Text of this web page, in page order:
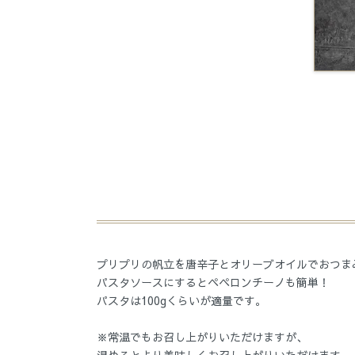
プリプリの帆立を唐辛子とオリーブオイルでおつ
パスタソースにするとペペロンチーノも簡単！
パスタは100gくらいが適量です。
※常温でもお召し上がりいただけますが、